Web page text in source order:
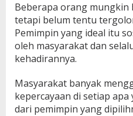
Beberapa orang mungkin
tetapi belum tentu
Pemimpin yang ideal itu
oleh masyarakat dan
kehadirannya.
Masyarakat banyak
kepercayaan di setiap
dari pemimpin yang